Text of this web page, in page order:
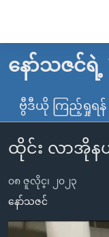
လွယ်ကူ
သည့်
Link
များ
ပင်မ
အကြောင်းအရာ
မူလစာမျက်နှာ
မြန်မာ
ကမ္ဘာ့သတင်းများ
နိုင်ငံတကာ
တရုတ်
အစ္စရေး-ပါလက်စတို
ဗွီဒီယို
ရပ်ဝန်းတခု လမ်းတ
အင်္ဂလိပ်စာလေ့လာ
နော်သဇင်ရဲ့
ဗွီဒီယို ကြည့်ရှုရန်
ထိုင်း လာအိုနယ်
၀၈ ဇူလိုင္၊ ၂၀၂၃
နော်သဇင်